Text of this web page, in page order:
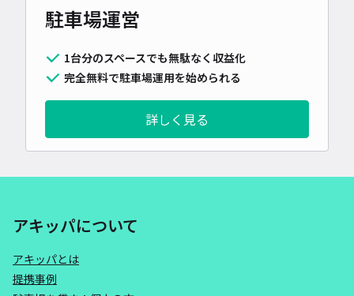
駐車場運営
1台分のスペースでも無駄なく収益化
完全無料で駐車場運用を始められる
詳しく見る
アキッパについて
アキッパとは
提携事例